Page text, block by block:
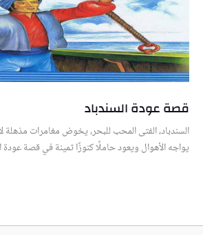
قصة عودة السندباد
السندباد، الفتى المحب للبحر، يخوض مغامرات مذهلة
يواجه الأهوال ويعود حاملًا كنوزًا ثمينة في قصة عودة